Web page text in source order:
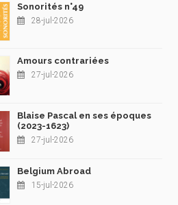
Sonorités n°49
28-jul-2026
Amours contrariées
27-jul-2026
Blaise Pascal en ses époques
(2023-1623)
27-jul-2026
Belgium Abroad
15-jul-2026